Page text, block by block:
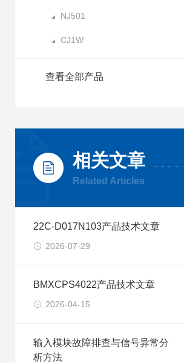
NJ501
CJ1W
查看全部产品
相关文章
Related Articles
22C-D017N103产品技术文章
2026-07-29
BMXCPS4022产品技术文章
2026-04-15
输入模块故障排查与信号异常分
析方法